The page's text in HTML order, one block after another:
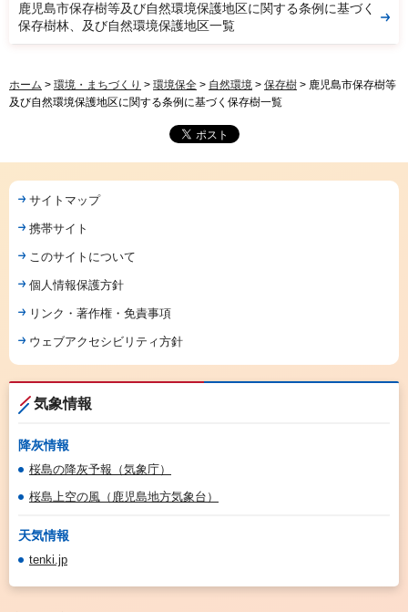
鹿児島市保存樹等及び自然環境保護地区に関する条例に基づく
保存樹林、及び自然環境保護地区一覧
ホーム > 環境・まちづくり > 環境保全 > 自然環境 > 保存樹 > 鹿児島市保存樹等
及び自然環境保護地区に関する条例に基づく保存樹一覧
サイトマップ
携帯サイト
このサイトについて
個人情報保護方針
リンク・著作権・免責事項
ウェブアクセシビリティ方針
気象情報
降灰情報
桜島の降灰予報（気象庁）
桜島上空の風（鹿児島地方気象台）
天気情報
tenki.jp